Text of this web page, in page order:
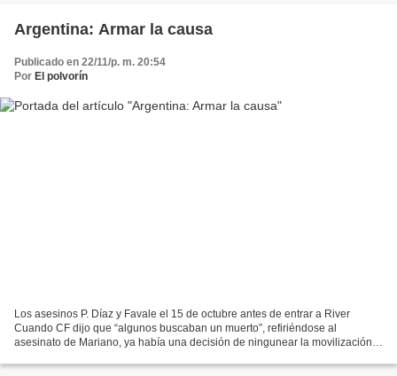
Argentina: Armar la causa
Publicado en 22/11/p. m. 20:54
Por El polvorín
Los asesinos P. Díaz y Favale el 15 de octubre antes de entrar a River
Cuando CF dijo que “algunos buscaban un muerto”, refiriéndose al
asesinato de Mariano, ya había una decisión de ningunear la movilización